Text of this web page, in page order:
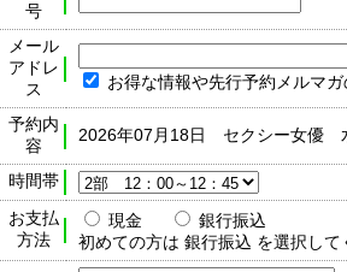
号
メール
アドレ
ス
お得な情報や先行予約メルマガ
予約内
容
2026年07月18日 セクシー女優
時間帯
お支払
方法
現金
銀行振込
初めての方は 銀行振込 を選択して